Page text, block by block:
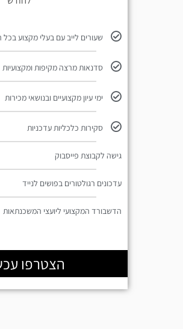
שעורים לייב עם בעלי מקצוע בכל
סדנאות מרצה מקיפות ומקצועיות
ימי עיון מקצועיים ובנושאי מכירות
סקירות כלכליות עדכניות
גישה לקבוצת פייסבוק
עדכונים רגולטורים בפושים לנייד​
הדשבורד המקצועי ליועצי המשכנתאות
הצטרפו